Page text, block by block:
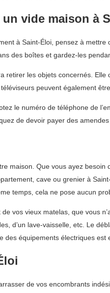
vide maison à
à Saint-Éloi, pensez à
des boîtes et gardez-les
retirer les objets concernés.
peuvent également
le numéro de téléphone de
de devoir payer des
maison. Que vous ayez
cave ou grenier à
temps, cela ne pose aucun
vos vieux matelas, que vous
d’un lave-vaisselle, etc. Le
des équipements électriques
de vos encombrants